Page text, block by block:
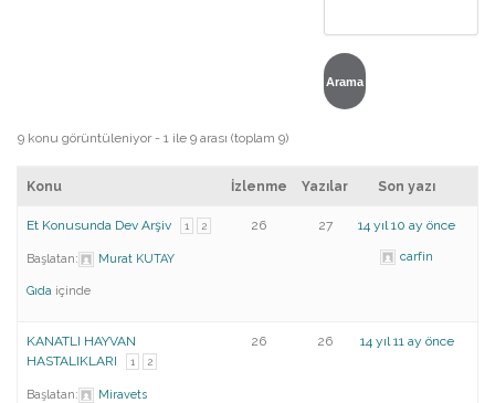
9 konu görüntüleniyor - 1 ile 9 arası (toplam 9)
Konu İzlenme Yazılar Son yazı
Et Konusunda Dev Arşiv 1 2
Başlatan: Murat KUTAY
Gıda içinde
26 27 14 yıl 10 ay önce
carfin
KANATLI HAYVAN
HASTALIKLARI
1 2
Başlatan: Miravets
26 26 14 yıl 11 ay önce